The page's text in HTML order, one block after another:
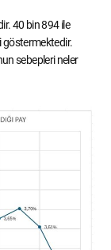
40 bin 894 ile
göstermektedir.
sebepleri neler